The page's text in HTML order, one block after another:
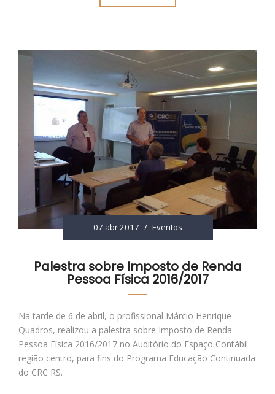
07 abr 2017 / Eventos
Palestra sobre Imposto de Renda
Pessoa Física 2016/2017
Na tarde de 6 de abril, o profissional Márcio Henrique
Quadros, realizou a palestra sobre Imposto de Renda
Pessoa Física 2016/2017 no Auditório do Espaço Contábil
região centro, para fins do Programa Educação Continuada
do CRC RS.